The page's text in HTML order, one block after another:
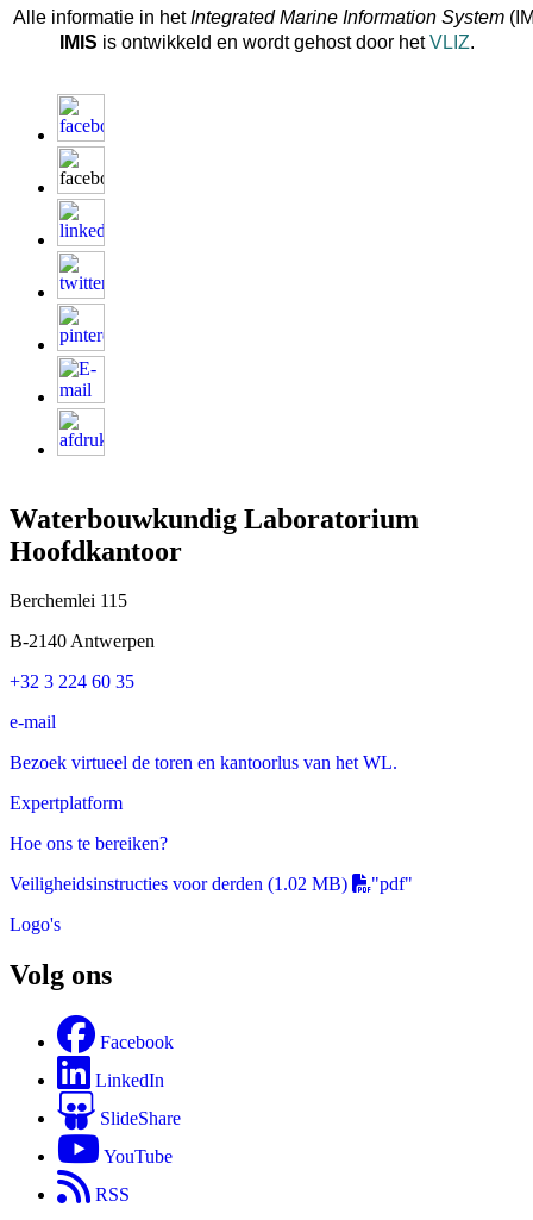
Alle informatie in hetIntegrated Marine Information System
IMIS is ontwikkeld en wordt gehost door hetVLIZ.
Waterbouwkundig Laboratorium
Hoofdkantoor
Berchemlei 115
B-2140 Antwerpen
+32 3 224 60 35
e-mail
Bezoek virtueel de toren en kantoorlus van het WL.
Expertplatform
Hoe ons te bereiken?
Veiligheidsinstructies voor derden (1.02 MB)
"pdf"
Logo's
Volg ons
Facebook
LinkedIn
SlideShare
YouTube
RSS